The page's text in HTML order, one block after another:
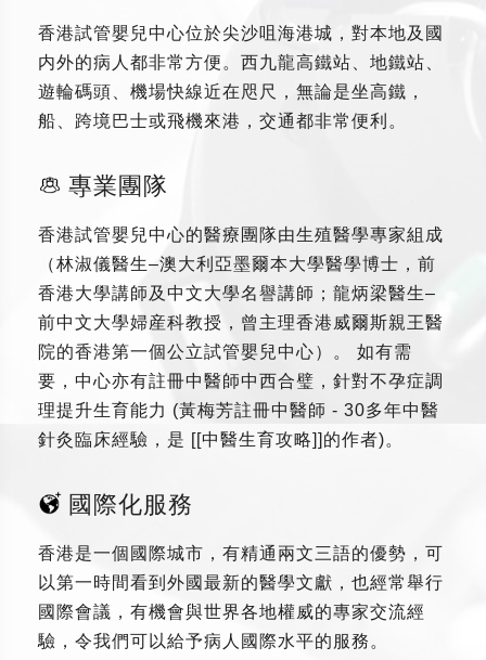
香港試管嬰兒中心位於尖沙咀海港城，對本地及國
内外的病人都非常方便。西九龍高鐵站、地鐵站、
遊輪碼頭、機場快線近在咫尺，無論是坐高鐵，
船、跨境巴士或飛機來港，交通都非常便利。
專業團隊
香港試管嬰兒中心的醫療團隊由生殖醫學專家組成
（林淑儀醫生–澳大利亞墨爾本大學醫學博士，前
香港大學講師及中文大學名譽講師；龍炳梁醫生–
前中文大學婦産科教授，曾主理香港威爾斯親王醫
院的香港第一個公立試管嬰兒中心）。 如有需
要，中心亦有註冊中醫師中西合璧，針對不孕症調
理提升生育能力 (黃梅芳註冊中醫師 - 30多年中醫
針灸臨床經驗，是 [[中醫生育攻略]]的作者)。
國際化服務
香港是一個國際城市，有精通兩文三語的優勢，可
以第一時間看到外國最新的醫學文獻，也經常舉行
國際會議，有機會與世界各地權威的專家交流經
驗，令我們可以給予病人國際水平的服務。